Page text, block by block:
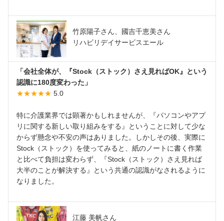
竹原陽子さん、國吉千恵美さん
リハビリデイサービスエール
「会社全体が、『Stock（ストック）さえ見ればOK』という
認識に180度変わった」
★★★★★ 5.0
特に介護業界では顕著かもしれませんが、『パソコンやアプ
リに関する新しい取り組みをする』ということに対して少な
からず懸念や不安の声はありました。しかしその後、実際に
Stock（ストック）を使ってみると、紙のノートに書く作業
と比べて負担は変わらず、『Stock（ストック）さえ見れば
大半のことが解決する』という共通の認識がなされるように
なりました。
江藤 美帆さん